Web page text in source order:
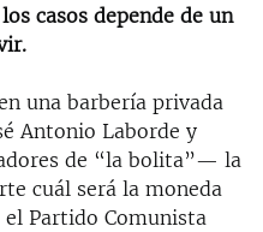
LATINA
casos depende de un
una barbería privada
Antonio Laborde y
de “la bolita”— la
cuál será la moneda
Partido Comunista